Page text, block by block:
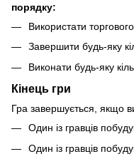
порядку:
Використати
Завершити будь-яку
Виконати будь-яку
Кінець гри
Гра завершується, якщо
Один із гравців
Один із гравців